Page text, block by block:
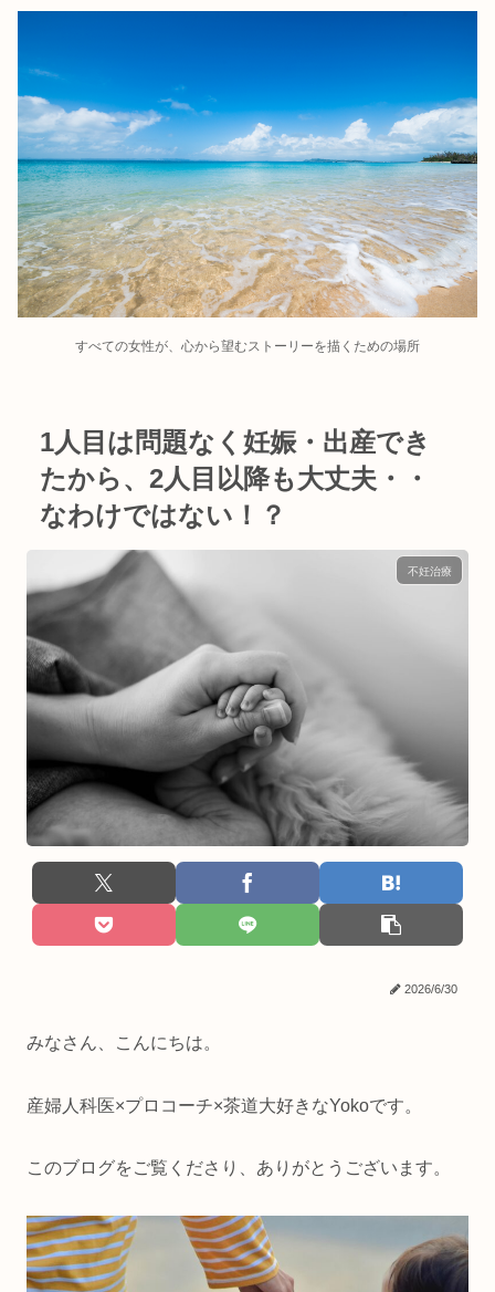
すべての女性が、心から望むストーリーを描くための場所
1人目は問題なく妊娠・出産でき
たから、2人目以降も大丈夫・・
なわけではない！？
不妊治療
2026/6/30
みなさん、こんにちは。
産婦人科医×プロコーチ×茶道大好きなYokoです。
このブログをご覧くださり、ありがとうございます。